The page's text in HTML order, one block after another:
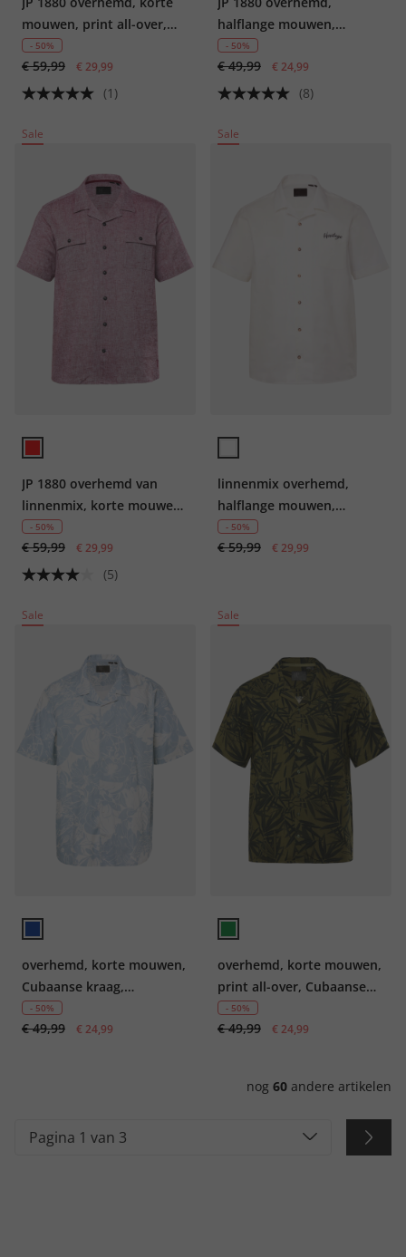
mouwen, print all-over,
Cubaanse kraag, Cubaanse
fit, tot 8XL
- 50%
€ 59,99 € 29,99
(1)
halflange mouwen,
Cubaanse kraag, Cubaanse
pasvorm, tot 8XL
- 50%
€ 49,99 € 24,99
(8)
Sale
JP 1880 overhemd van
linnenmix, korte mouwen,
klepzakken, Cuba-Fit, tot
8XL
- 50%
€ 59,99 € 29,99
(5)
Sale
linnenmix overhemd,
halflange mouwen,
borduurwerk, Cubaanse
kraag, Cuba-pasvorm, tot
- 50%
€ 59,99 € 29,99
Sale
overhemd, korte mouwen,
Cubaanse kraag,
bloemenprint, Cubaanse
fit, tot 8XL
- 50%
€ 49,99 € 24,99
Sale
overhemd, korte mouwen,
print all-over, Cubaanse
kraag, tot 8XL
- 50%
€ 49,99 € 24,99
nog 60 andere artikelen
Pagina 1 van 3